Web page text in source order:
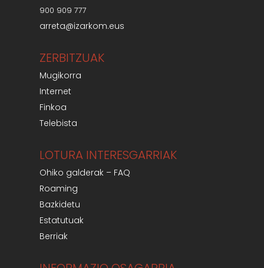
900 909 777
arreta@izarkom.eus
ZERBITZUAK
Mugikorra
Internet
Finkoa
Telebista
LOTURA INTERESGARRIAK
Ohiko galderak – FAQ
Roaming
Bazkidetu
Estatutuak
Berriak